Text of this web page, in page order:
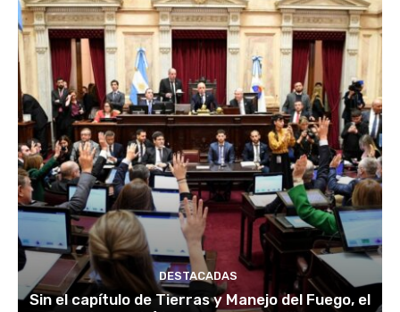
DESTACADAS
Sin el capítulo de Tierras y Manejo del Fuego, el